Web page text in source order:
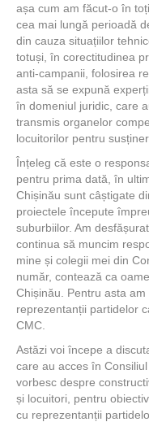
așa cum am făcut-o în
cea mai lungă perioadă
din cauza situațiilor
totuși, în corectitudinea
anti-campanii, folosirea
asta să se expună
în domeniul juridic, care
transmis organelor
locuitorilor pentru
Înțeleg că este o
pentru prima dată, în
Chișinău sunt câștigate
proiectele începute
suburbiilor. Am
continua să muncim
mine și colegii mei din
număr, contează ca
Chișinău. Pentru asta
reprezentanții partidelor
CMC.
Astăzi voi începe a
care au acces în
vorbesc despre
și locuitori, pentru
cu reprezentanții